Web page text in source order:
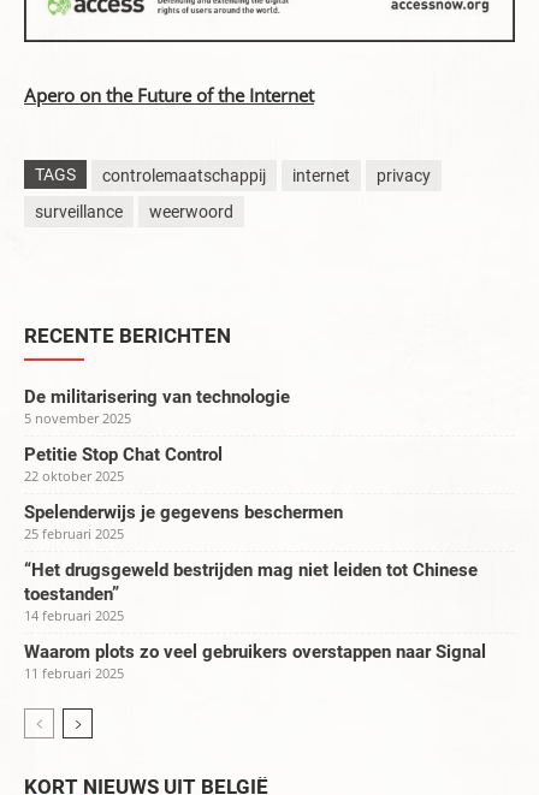
Apero on the Future of the Internet
TAGS controlemaatschappij internet
privacy
surveillance
weerwoord
RECENTE BERICHTEN
De militarisering van technologie
5 november 2025
Petitie Stop Chat Control
22 oktober 2025
Spelenderwijs je gegevens beschermen
25 februari 2025
“Het drugsgeweld bestrijden mag niet leiden tot Chinese
toestanden”
14 februari 2025
Waarom plots zo veel gebruikers overstappen naar Signal
11 februari 2025
KORT NIEUWS UIT BELGIË